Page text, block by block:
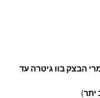
הבצק בוו גיטרה עד
יתר)